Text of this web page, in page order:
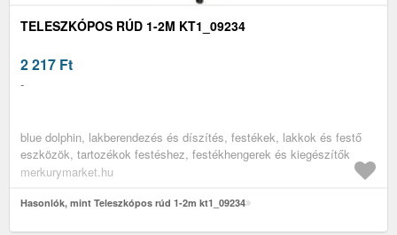
TELESZKÓPOS RÚD 1-2M KT1_09234
2 217 Ft
-
blue dolphin, lakberendezés és díszítés, festékek, lakkok és festő
eszközök, tartozékok festéshez, festékhengerek és kiegészítők
merkurymarket.hu
Hasonlók, mint Teleszkópos rúd 1-2m kt1_09234